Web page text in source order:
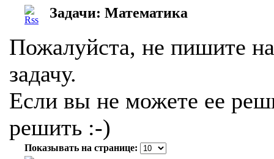
Задачи: Математика
Пожалуйста, не пишите
задачу.
Если вы не можете ее
решить :-)
Показывать на странице: